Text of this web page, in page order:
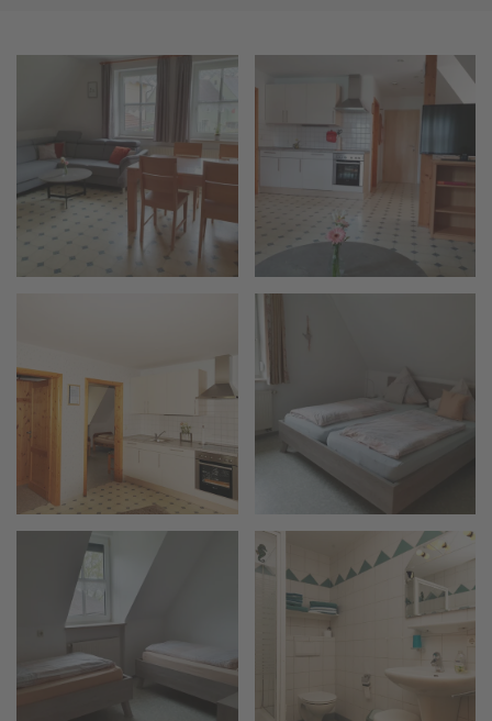
vergrößern vergrößern
vergrößern vergrößern
vergrößern vergrößern